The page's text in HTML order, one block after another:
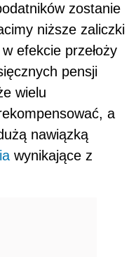
zostanie
niższe zaliczki
efekcie przełoży
pensji
wielu
a
nawiązką
wynikające z